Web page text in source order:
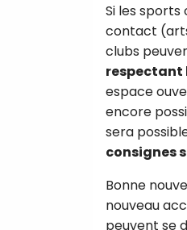
Si les
contact
clubs
respectant
espace
encore
sera
consignes
Bonne
nouveau
peuvent se